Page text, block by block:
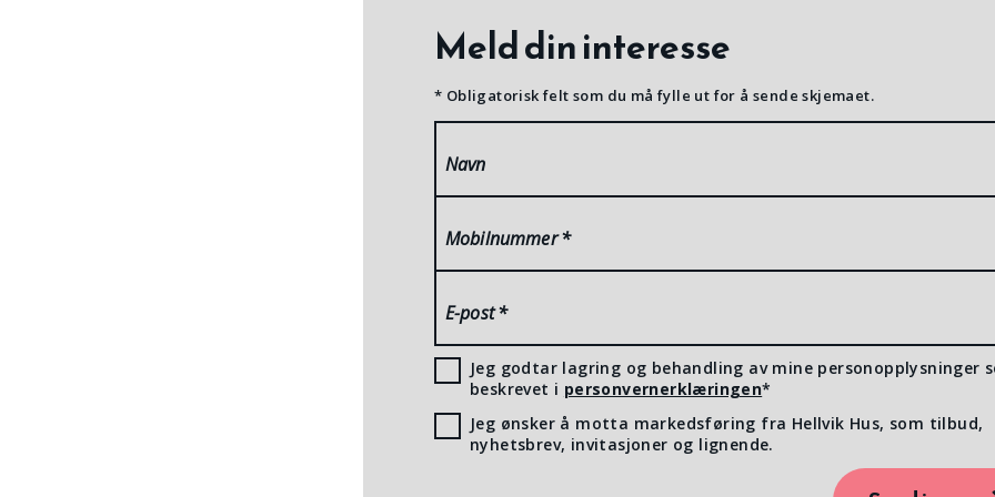
Meld din interesse
* Obligatorisk felt som du må fylle ut for å sende skjemaet.
Navn
Mobilnummer*
E-post*
Jeg godtar lagring og behandling av mine personopplysninger
beskrevet i personvernerklæringen*
Jeg ønsker å motta markedsføring fra Hellvik Hus, som tilbud,
nyhetsbrev, invitasjoner og lignende.